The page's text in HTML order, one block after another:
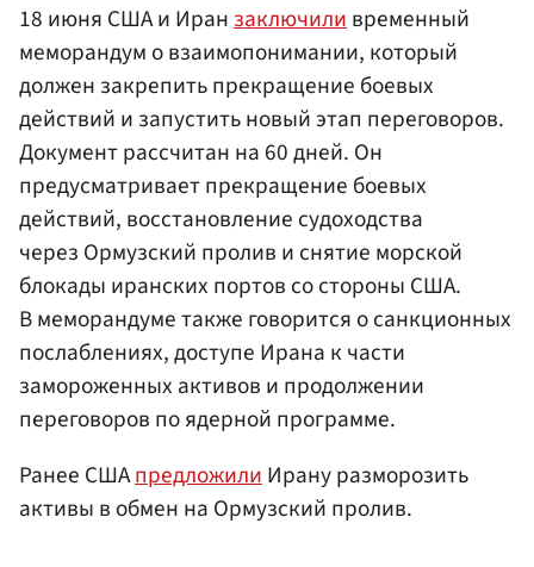
18 июня США и Иранзаключиливременный
меморандум о взаимопонимании, который
должен закрепить прекращение боевых
действий и запустить новый этап переговоров.
Документ рассчитан на 60 дней. Он
предусматривает прекращение боевых
действий, восстановление судоходства
через Ормузский пролив и снятие морской
блокады иранских портов со стороны США.
В меморандуме также говорится о санкционных
послаблениях, доступе Ирана к части
замороженных активов и продолжении
переговоров по ядерной программе.
Ранее СШАпредложилиИрану разморозить
активы в обмен на Ормузский пролив.